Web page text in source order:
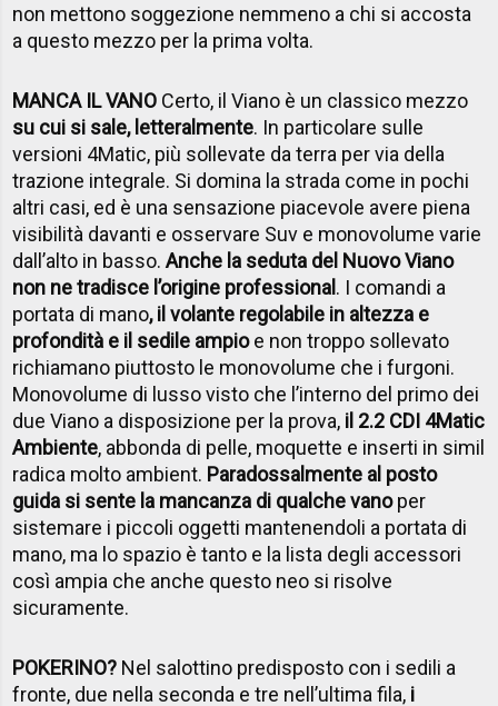
non mettono soggezione nemmeno a chi si accosta
a questo mezzo per la prima volta.
MANCA IL VANO Certo, il Viano è un classico mezzo
su cui si sale, letteralmente. In particolare sulle
versioni 4Matic, più sollevate da terra per via della
trazione integrale. Si domina la strada come in pochi
altri casi, ed è una sensazione piacevole avere piena
visibilità davanti e osservare Suv e monovolume varie
dall’alto in basso.Anche la seduta del Nuovo Viano
non ne tradisce l’origine professional. I comandi a
portata di mano, il volante regolabile in altezza e
profondità e il sedile ampioe non troppo sollevato
richiamano piuttosto le monovolume che i furgoni.
Monovolume di lusso visto che l’interno del primo dei
due Viano a disposizione per la prova, il 2.2 CDI 4Matic
Ambiente, abbonda di pelle, moquette e inserti in simil
radica molto ambient. Paradossalmente al posto
guida si sente la mancanza di qualche vanoper
sistemare i piccoli oggetti mantenendoli a portata di
mano, ma lo spazio è tanto e la lista degli accessori
così ampia che anche questo neo si risolve
sicuramente.
POKERINO? Nel salottino predisposto con i sedili a
fronte, due nella seconda e tre nell’ultima fila, i